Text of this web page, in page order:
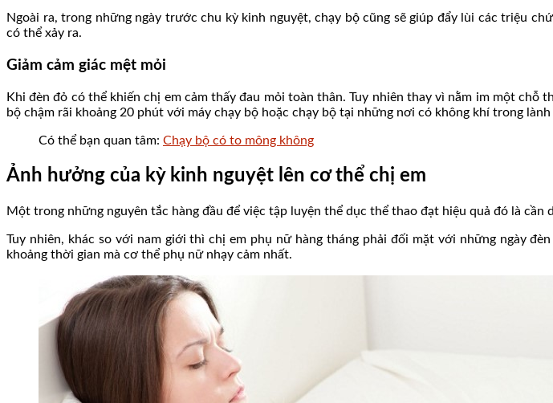
Ngoài ra, trong những ngày trước chu kỳ kinh nguyệt, chạy bộ cũng sẽ giúp đẩy lùi các triệu
có thể xảy ra.
Giảm cảm giác mệt mỏi
Khi đèn đỏ có thể khiến chị em cảm thấy đau mỏi toàn thân. Tuy nhiên thay vì nằm im một
bộ chậm rãi khoảng 20 phút với máy chạy bộ hoặc chạy bộ tại những nơi có không khí trong
Có thể bạn quan tâm: Chạy bộ có to mông không
Ảnh hưởng của kỳ kinh nguyệt lên cơ thể chị em
Một trong những nguyên tắc hàng đầu để việc tập luyện thể dục thể thao đạt hiệu quả đó là
Tuy nhiên, khác so với nam giới thì chị em phụ nữ hàng tháng phải đối mặt với những ngày
khoảng thời gian mà cơ thể phụ nữ nhạy cảm nhất.